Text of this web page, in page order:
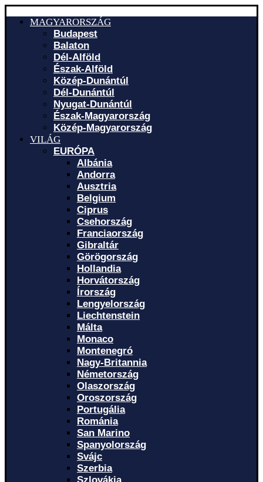
MAGYARORSZÁG
Budapest
Balaton
Dél-Alföld
Észak-Alföld
Közép-Dunántúl
Dél-Dunántúl
Nyugat-Dunántúl
Észak-Magyarország
Közép-Magyarország
VILÁG
EURÓPA
Albánia
Andorra
Ausztria
Belgium
Ciprus
Csehország
Franciaország
Gibraltár
Görögország
Hollandia
Horvátország
Írország
Lengyelország
Liechtenstein
Málta
Monaco
Montenegró
Nagy-Britannia
Németország
Olaszország
Oroszország
Portugália
Románia
San Marino
Spanyolország
Svájc
Szerbia